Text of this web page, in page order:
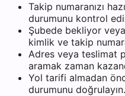
Takip numaranızı
durumunu kontrol
Şubede bekliyor
kimlik ve takip
Adres veya teslimat
aramak zaman
Yol tarifi almadan
durumunu doğrulayın.